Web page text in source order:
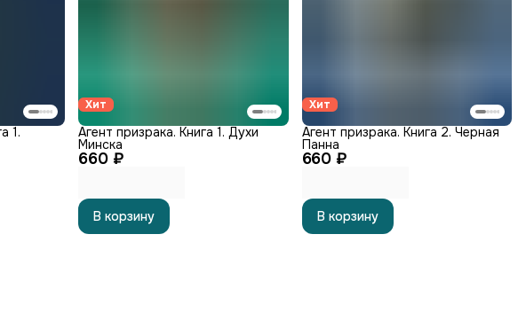
1.
Хит
660 ₽
Агент призрака. Книга 1. Духи
Минска
В корзину
Хит
660 ₽
Агент призрака. Книга 2. Черная
Панна
В корзину